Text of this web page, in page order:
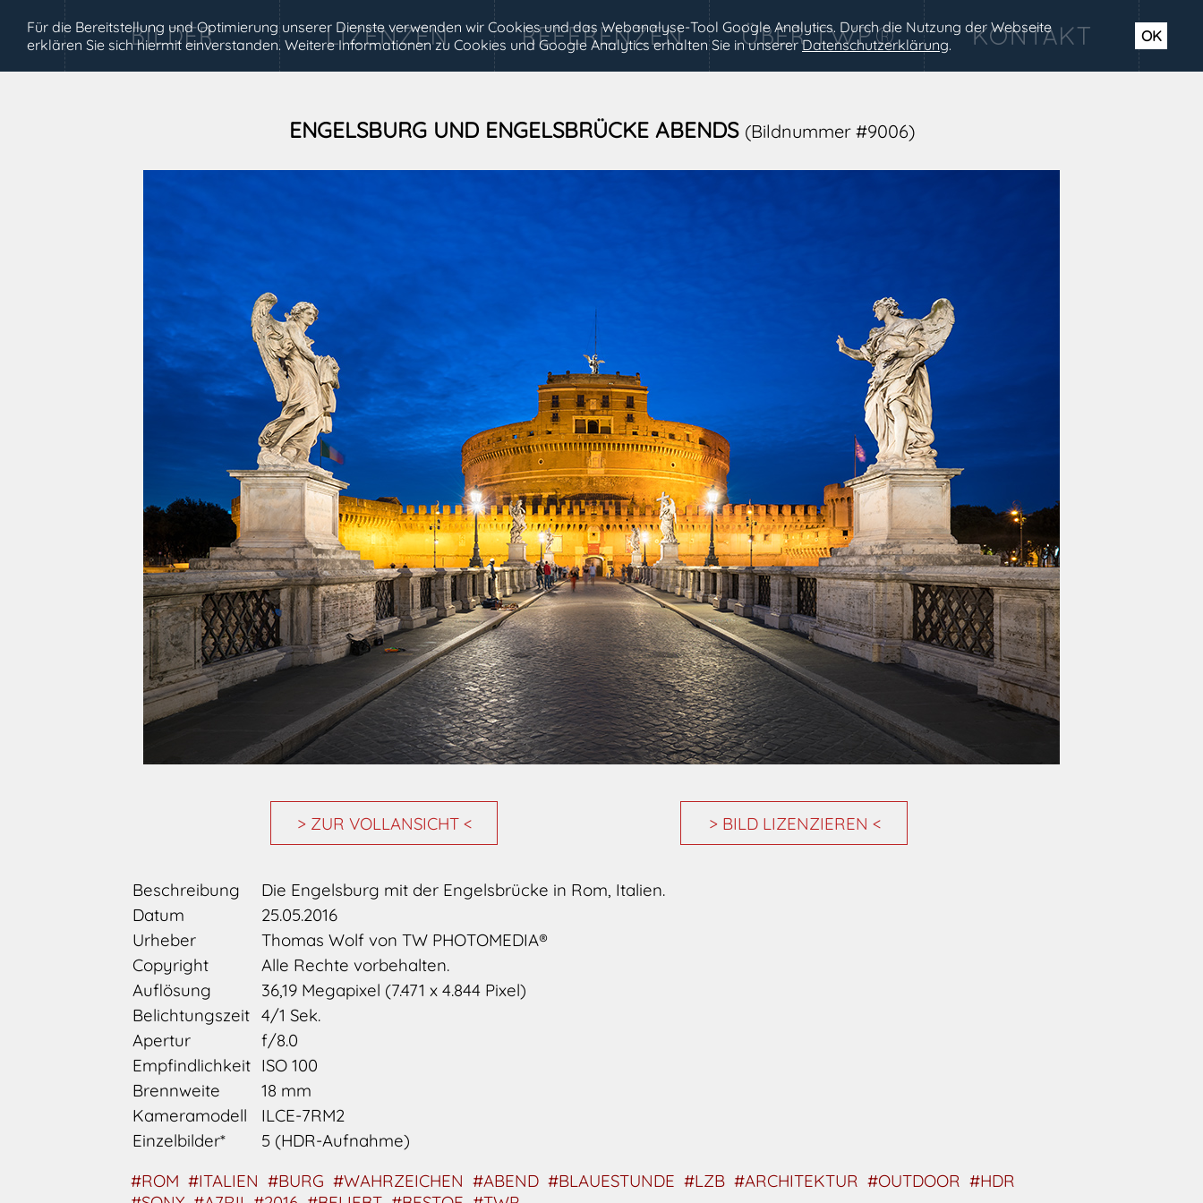
ENGELSBURG UND ENGELSBRÜCKE ABENDS (Bildnummer #9006)
> ZUR VOLLANSICHT < > BILD LIZENZIEREN <
Beschreibung
Die Engelsburg mit der Engelsbrücke in Rom, Italien.
Datum
25.05.2016
Urheber
Thomas Wolf von TW PHOTOMEDIA®
Copyright
Alle Rechte vorbehalten.
Auflösung
36,19 Megapixel (7.471 x 4.844 Pixel)
Belichtungszeit 4/1 Sek.
Apertur
f/8.0
Empfindlichkeit ISO 100
Brennweite
18 mm
Kameramodell
ILCE-7RM2
Einzelbilder*
5 (HDR-Aufnahme)
#ROM #ITALIEN #BURG #WAHRZEICHEN #ABEND #BLAUESTUNDE #LZB #ARCHITEKTUR #OUTDOOR #HDR
Für die Bereitstellung und Optimierung unserer Dienste verwenden wir Cookies und das Webanalyse-Tool Google Analytics. Durch die Nutzung der Webseite
erklären Sie sich hiermit einverstanden. Weitere Informationen zu Cookies und Google Analytics erhalten Sie in unsererDatenschutzerklärung. OK